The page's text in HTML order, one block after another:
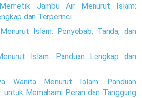
Jambu Air Menurut Islam:
dan Terperinci
Islam: Penyebab, Tanda, dan
Islam: Panduan Lengkap dan
Wanita Menurut Islam: Panduan
untuk Memahami Peran dan Tanggung